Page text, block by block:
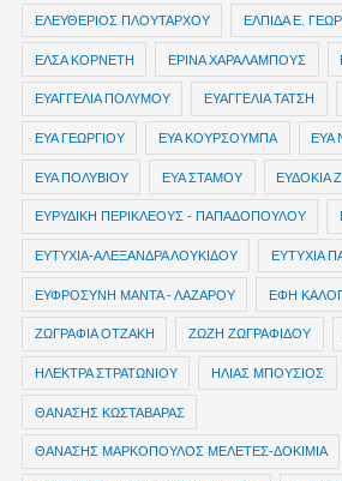
ΕΛΕΥΘΕΡΙΟΣ ΠΛΟΥΤΑΡΧΟΥ ΕΛΠΙΔΑ Ε.
ΕΛΣΑ ΚΟΡΝΕΤΗ ΕΡΙΝΑ ΧΑΡΑΛΑΜΠΟΥΣ
ΕΥΑΓΓΕΛΙΑ ΠΟΛΥΜΟΥ ΕΥΑΓΓΕΛΙΑ ΤΑΤΣΗ
ΕΥΑ ΓΕΩΡΓΙΟΥ ΕΥΑ ΚΟΥΡΣΟΥΜΠΑ ΕΥΑ
ΕΥΑ ΠΟΛΥΒΙΟΥ ΕΥΑ ΣΤΑΜΟΥ ΕΥΔΟΚΙΑ
ΕΥΡΥΔΙΚΗ ΠΕΡΙΚΛΕΟΥΣ - ΠΑΠΑΔΟΠΟΥΛΟΥ
ΕΥΤΥΧΙΑ-ΑΛΕΞΑΝΔΡΑ ΛΟΥΚΙΔΟΥ ΕΥΤΥΧΙΑ
ΕΥΦΡΟΣΥΝΗ ΜΑΝΤΑ - ΛΑΖΑΡΟΥ ΕΦΗ
ΖΩΓΡΑΦΙΑ ΟΤΖΑΚΗ ΖΩΖΗ ΖΩΓΡΑΦΙΔΟΥ
ΗΛΕΚΤΡΑ ΣΤΡΑΤΩΝΙΟΥ ΗΛΙΑΣ ΜΠΟΥΣΙΟΣ
ΘΑΝΑΣΗΣ ΚΩΣΤΑΒΑΡΑΣ
ΘΑΝΑΣΗΣ ΜΑΡΚΟΠΟΥΛΟΣ ΜΕΛΕΤΕΣ-ΔΟΚΙΜΙΑ